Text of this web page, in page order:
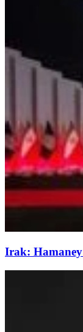
Irak: Hamaney